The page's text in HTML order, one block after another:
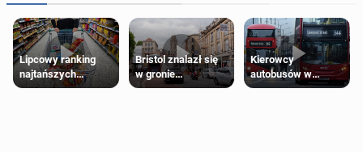
Lipcowy ranking
najtańszych
supermarketów
Bristol znalazł się
w gronie
najlepszych
Kierowcy
autobusów w
Londynie